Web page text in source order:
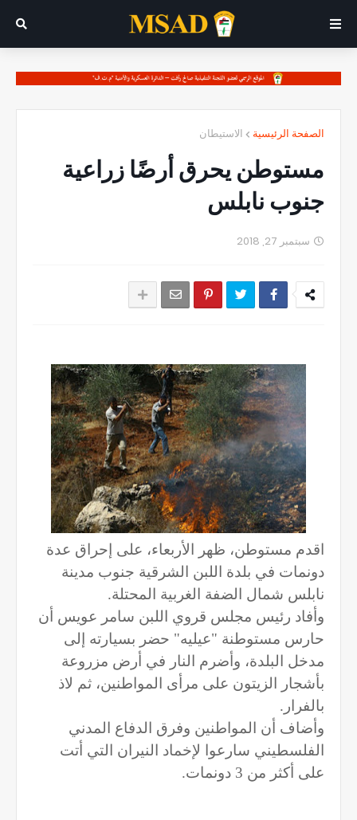
الصفحة الرئيسية الاستيطان
مستوطن يحرق أرضًا زراعية
جنوب نابلس
سبتمبر 27, 2018
اقدم مستوطن، ظهر الأربعاء، على إحراق عدة
دونمات في بلدة اللبن الشرقية جنوب مدينة
نابلس شمال الضفة الغربية المحتلة.
وأفاد رئيس مجلس قروي اللبن سامر عويس أن
حارس مستوطنة "عيليه" حضر بسيارته إلى
مدخل البلدة، وأضرم النار في أرض مزروعة
بأشجار الزيتون على مرأى المواطنين، ثم لاذ
بالفرار.
وأضاف أن المواطنين وفرق الدفاع المدني
الفلسطيني سارعوا لإخماد النيران التي أتت
على أكثر من 3 دونمات.